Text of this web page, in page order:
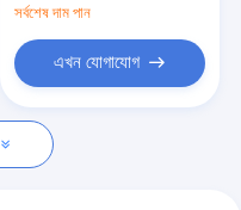
সর্বশেষ দাম পান
এখন যোগাযোগ